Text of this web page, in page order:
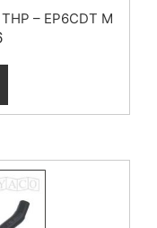
– EP6CDT M